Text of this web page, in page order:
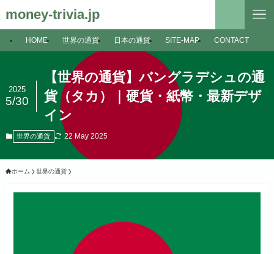
money-trivia.jp
HOME 世界の通貨 日本の通貨 SITE-MAP CONTACT
【世界の通貨】バングラデシュの通
貨（タカ）｜硬貨・紙幣・最新デザ
イン
2025
5/30
世界の通貨 22 May 2025
ホーム 世界の通貨